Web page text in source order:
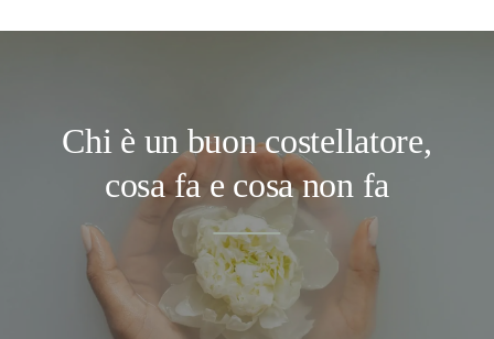
Chi è un buon costellatore,
cosa fa e cosa non fa